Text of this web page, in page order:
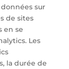
sur
de sites
en se
Les
la durée de